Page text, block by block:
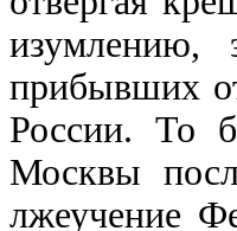
изумлению,
прибывших
России. То
Москвы
лжеучение